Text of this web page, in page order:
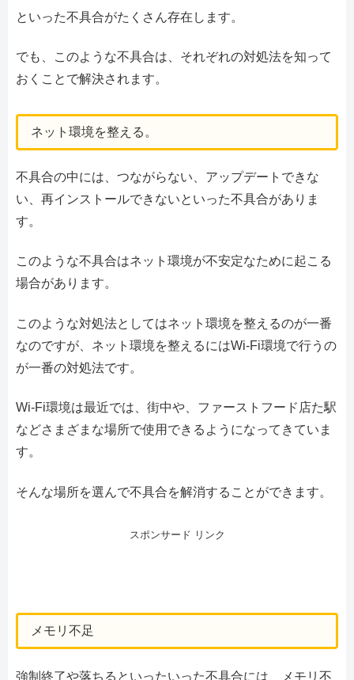
といった不具合がたくさん存在します。
でも、このような不具合は、それぞれの対処法を知って
おくことで解決されます。
ネット環境を整える。
不具合の中には、つながらない、アップデートできな
い、再インストールできないといった不具合がありま
す。
このような不具合はネット環境が不安定なために起こる
場合があります。
このような対処法としてはネット環境を整えるのが一番
なのですが、ネット環境を整えるにはWi-Fi環境で行うの
が一番の対処法です。
Wi-Fi環境は最近では、街中や、ファーストフード店た駅
などさまざまな場所で使用できるようになってきていま
す。
そんな場所を選んで不具合を解消することができます。
スポンサード リンク
メモリ不足
強制終了や落ちるといったいった不具合には、メモリ不